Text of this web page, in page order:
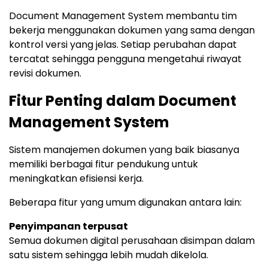
Document Management System membantu tim
bekerja menggunakan dokumen yang sama dengan
kontrol versi yang jelas. Setiap perubahan dapat
tercatat sehingga pengguna mengetahui riwayat
revisi dokumen.
Fitur Penting dalam Document
Management System
Sistem manajemen dokumen yang baik biasanya
memiliki berbagai fitur pendukung untuk
meningkatkan efisiensi kerja.
Beberapa fitur yang umum digunakan antara lain:
Penyimpanan terpusat
Semua dokumen digital perusahaan disimpan dalam
satu sistem sehingga lebih mudah dikelola.